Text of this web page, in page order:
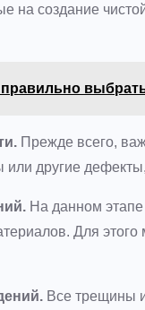
на создание
правильно
Прежде всего,
другие
На данном этапе
Для
Все трещины